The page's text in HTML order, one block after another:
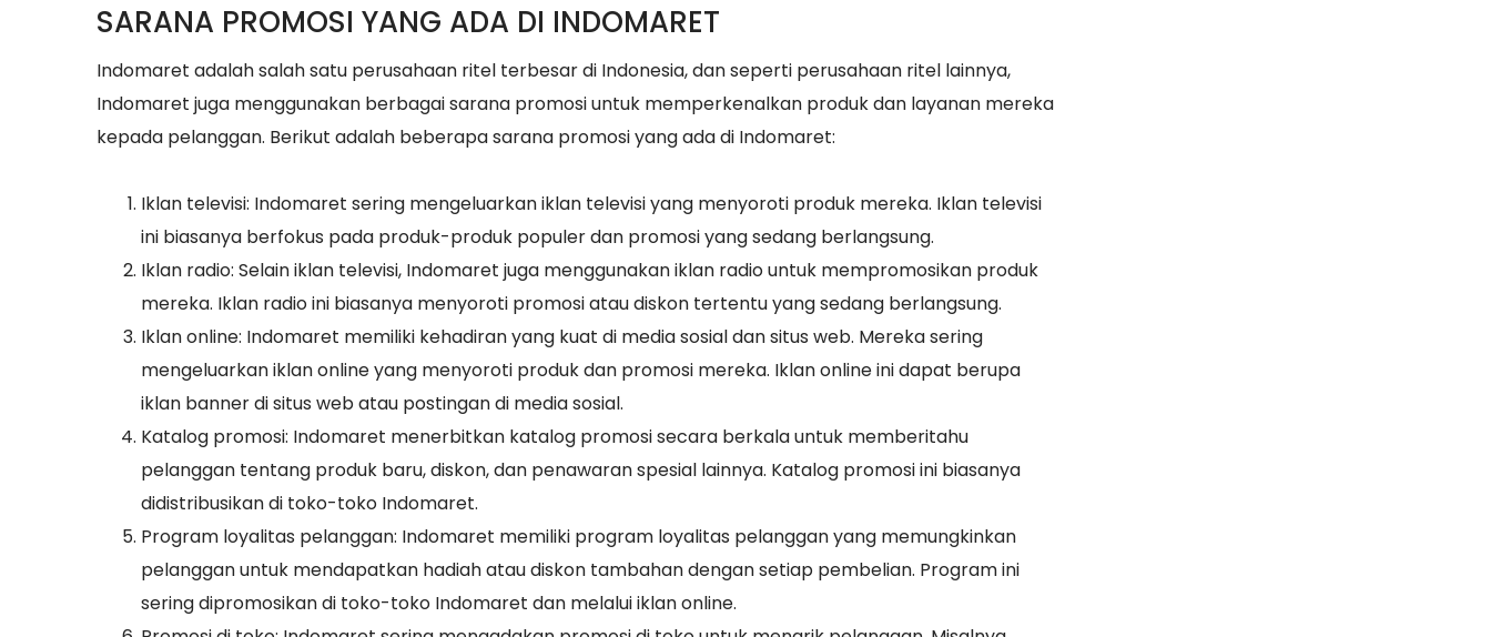
SARANA PROMOSI YANG ADA DI INDOMARET
Indomaret adalah salah satu perusahaan ritel terbesar di Indonesia, dan seperti perusahaan ritel lainnya,
Indomaret juga menggunakan berbagai sarana promosi untuk memperkenalkan produk dan layanan mereka
kepada pelanggan. Berikut adalah beberapa sarana promosi yang ada di Indomaret:
Iklan televisi: Indomaret sering mengeluarkan iklan televisi yang menyoroti produk mereka. Iklan televisi
ini biasanya berfokus pada produk-produk populer dan promosi yang sedang berlangsung.
Iklan radio: Selain iklan televisi, Indomaret juga menggunakan iklan radio untuk mempromosikan produk
mereka. Iklan radio ini biasanya menyoroti promosi atau diskon tertentu yang sedang berlangsung.
Iklan online: Indomaret memiliki kehadiran yang kuat di media sosial dan situs web. Mereka sering
mengeluarkan iklan online yang menyoroti produk dan promosi mereka. Iklan online ini dapat berupa
iklan banner di situs web atau postingan di media sosial.
Katalog promosi: Indomaret menerbitkan katalog promosi secara berkala untuk memberitahu
pelanggan tentang produk baru, diskon, dan penawaran spesial lainnya. Katalog promosi ini biasanya
didistribusikan di toko-toko Indomaret.
Program loyalitas pelanggan: Indomaret memiliki program loyalitas pelanggan yang memungkinkan
pelanggan untuk mendapatkan hadiah atau diskon tambahan dengan setiap pembelian. Program ini
sering dipromosikan di toko-toko Indomaret dan melalui iklan online.